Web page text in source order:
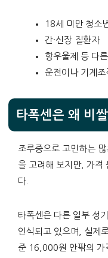
18세 미만 청소
간·신장 질환자
항우울제 등 다
운전이나 기계
타폭센은 왜 비
조루증으로 고민하는
을 고려해 보지만, 가격
다.
타폭센은 다른 일부 성
인식되고 있으며, 실제
준 16,000원 안팎의 가